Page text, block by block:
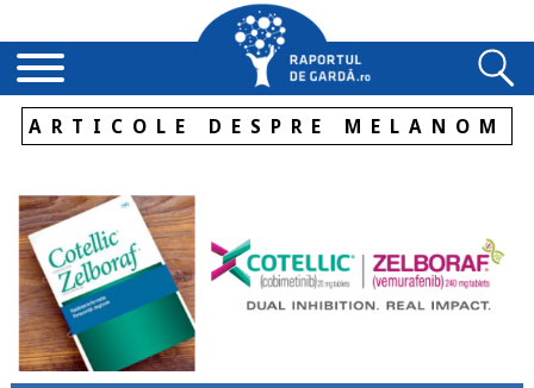
ARTICOLE DESPRE MELANOM